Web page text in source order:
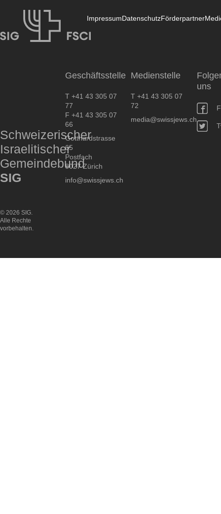
ImpressumDatenschutzFörderpartner
Schweizerischer
Israelitischer
Gemeindebund
SIG
Geschäftsstelle
T +41 43 305 07
77
F +41 43 305 07
66
Gotthardstrasse
65
Postfach
8027 Zürich
info@swissjews.ch
Medienstelle
T +41 43 305 07
72
media@swissjews.ch
uns
© 2026 SIG.
Alle Rechte
vorbehalten.